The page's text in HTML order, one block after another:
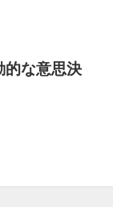
的な意思決